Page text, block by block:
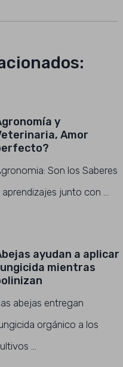
y
Amor
Son los Saberes
aprendizajes junto con …
ayudan a aplicar
mientras
abejas entregan
orgánico a los
…